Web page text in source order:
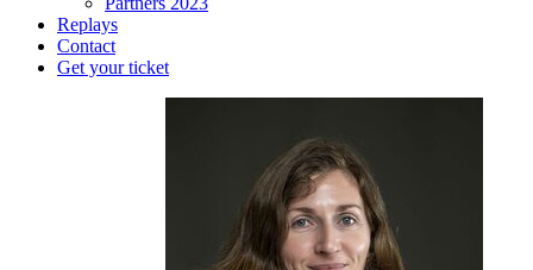
Replays
Contact
Get your ticket